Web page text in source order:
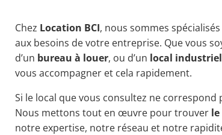
Chez Location BCI, nous sommes
aux besoins de votre entreprise. Que vous
d’un bureau à louer, ou d’un local
vous accompagner et cela rapidement.
Si le local que vous consultez ne
Nous mettons tout en œuvre pour trouver
notre expertise, notre réseau et notre